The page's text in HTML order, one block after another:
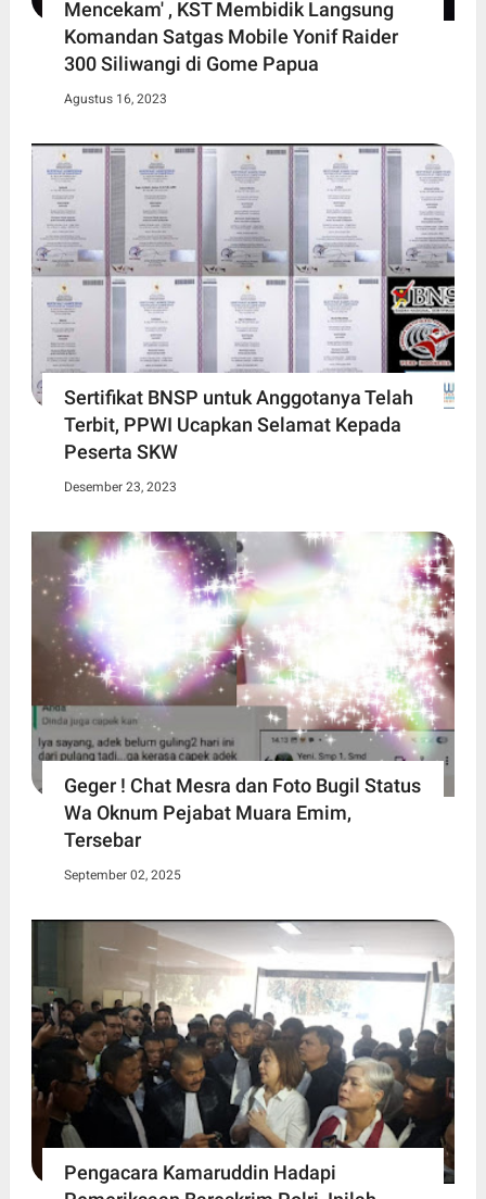
Mencekam' , KST Membidik Langsung
Komandan Satgas Mobile Yonif Raider
300 Siliwangi di Gome Papua
Agustus 16, 2023
Sertifikat BNSP untuk Anggotanya Telah
Terbit, PPWI Ucapkan Selamat Kepada
Peserta SKW
Desember 23, 2023
Geger ! Chat Mesra dan Foto Bugil Status
Wa Oknum Pejabat Muara Emim,
Tersebar
September 02, 2025
Pengacara Kamaruddin Hadapi